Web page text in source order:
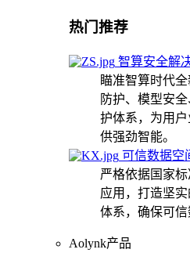
热门推荐
智算安全解
瞄准智算时代
防护、模型安
护体系，为用
供强劲智能。
可信数据空
严格依据国家
应用，打造坚
体系，确保可信
Aolynk产品